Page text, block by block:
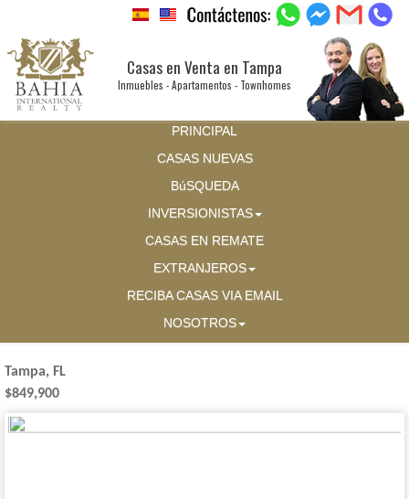
Casas en Venta en Tampa
Inmuebles - Apartamentos - Townhomes
PRINCIPAL
CASAS NUEVAS
BúSQUEDA
INVERSIONISTAS
CASAS EN REMATE
EXTRANJEROS
RECIBA CASAS VIA EMAIL
NOSOTROS
Tampa, FL
$849,900